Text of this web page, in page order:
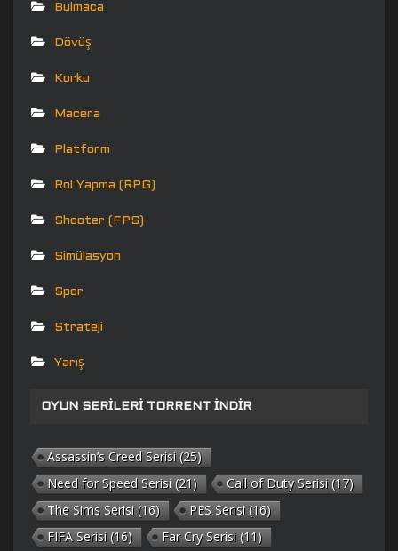
Bulmaca
Dövüş
Korku
Macera
Platform
Rol Yapma (RPG)
Shooter (FPS)
Simülasyon
Spor
Strateji
Yarış
OYUN SERILERI TORRENT İNDIR
Assassin’s Creed Serisi (25)
Need for Speed Serisi (21) Call of Duty Serisi (17)
The Sims Serisi (16) PES Serisi (16)
FIFA Serisi (16) Far Cry Serisi (11)